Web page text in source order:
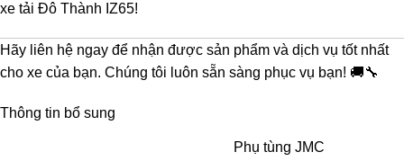
xe tải Đô Thành IZ65!
Hãy liên hệ ngay để nhận được sản phẩm và dịch vụ tốt nhất
cho xe của bạn. Chúng tôi luôn sẵn sàng phục vụ bạn! 🚚🔧
Thông tin bổ sung
Phụ tùng JMC